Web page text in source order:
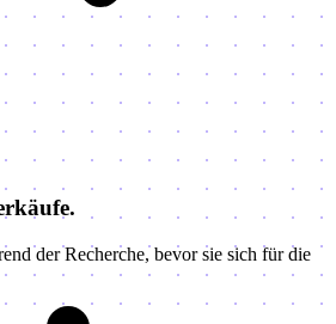
der Recherche, bevor sie sich für die